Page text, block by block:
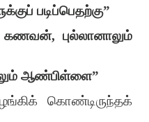
படிப்பெதற்கு”
கணவன், புல்லானாலும்
ஆண்பிள்ளை”
கொண்டிருந்தக்